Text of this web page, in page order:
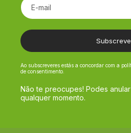
E-mail
Ao subscreveres estás a concordar com a
de consentimento.
Não te preocupes! Podes
qualquer momento.